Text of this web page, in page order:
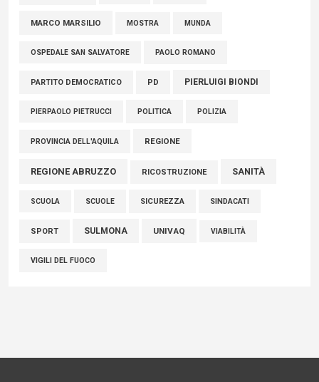
MARCO MARSILIO MOSTRA MUNDA
OSPEDALE SAN SALVATORE PAOLO ROMANO
PARTITO DEMOCRATICO PD PIERLUIGI BIONDI
PIERPAOLO PIETRUCCI POLITICA POLIZIA
PROVINCIA DELL'AQUILA REGIONE
REGIONE ABRUZZO RICOSTRUZIONE SANITÀ
SCUOLA SCUOLE SICUREZZA SINDACATI
SPORT SULMONA UNIVAQ VIABILITÀ
VIGILI DEL FUOCO